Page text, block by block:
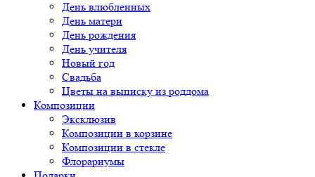
День влюбленных
День матери
День рождения
День учителя
Новый год
Свадьба
Цветы на выписку из роддома
Композиции
Эксклюзив
Композиции в корзине
Композиции в стекле
Флорариумы